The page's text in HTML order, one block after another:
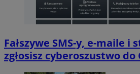
Fałszywe SMS-y, e-maile i
zgłosisz cyberoszustwo do